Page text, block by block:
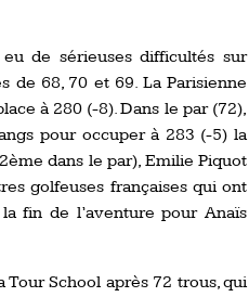
de sérieuses difficultés sur
de 68, 70 et 69. La Parisienne
à 280 (-8). Dans le par (72),
pour occuper à 283 (-5) la
dans le par), Emilie Piquot
golfeuses françaises qui ont
fin de l’aventure pour Anaïs
School après 72 trous, qui